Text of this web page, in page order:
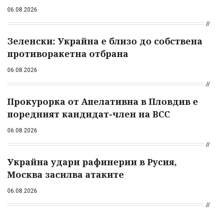
06.08.2026
Зеленски: Украйна е близо до собствена
противоракетна отбрана
06.08.2026
Прокурорка от Апелативна в Пловдив е
поредният кандидат-член на ВСС
06.08.2026
Украйна удари рафинерии в Русия,
Москва засилва атаките
06.08.2026